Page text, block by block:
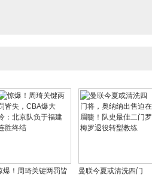
爆！周琦关键两罚皆
曼联今夏或清洗四门